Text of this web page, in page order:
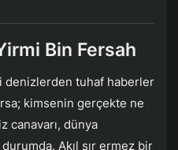
Bin Fersah
denizlerden tuhaf haberler
kimsenin gerçekte ne
canavarı, dünya
Akıl sır ermez bir